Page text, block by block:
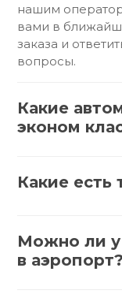
нашим
вами в
заказа и
вопросы.
Какие
эконом
2. Hyundai –
3. Kia – Kia Rio,
Какие есть
1. Обычное
которые можно
Можно ли у
в аэропорт?